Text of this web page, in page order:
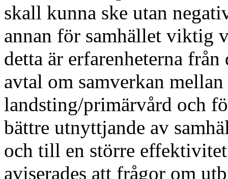
skall kunna ske utan
annan för samhället viktig
detta är erfarenheterna
avtal om samverkan
landsting/primärvård och
bättre utnyttjande av
och till en större
aviserades att frågor om